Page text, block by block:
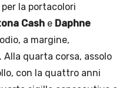
per la portacolori
Cash e Daphne
a margine,
. Alla quarta corsa, assolo
con la quattro anni